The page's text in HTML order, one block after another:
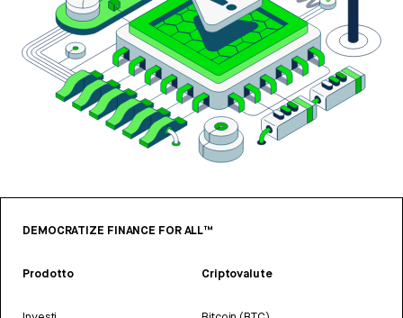
DEMOCRATIZE FINANCE FOR ALL™
Prodotto Criptovalute